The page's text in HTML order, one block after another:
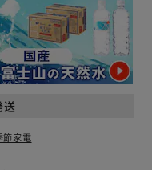
送
節家電